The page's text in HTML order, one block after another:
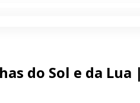
do Sol e da